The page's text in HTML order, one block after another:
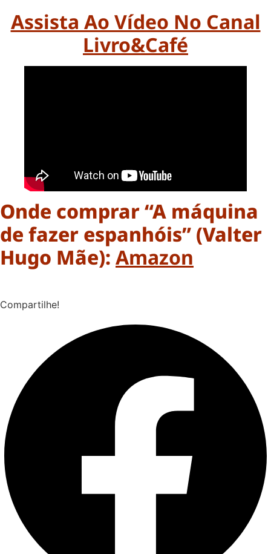
Assista Ao Vídeo No Canal
Livro&Café
Onde comprar “A máquina
de fazer espanhóis” (Valter
Hugo Mãe): Amazon
Compartilhe!